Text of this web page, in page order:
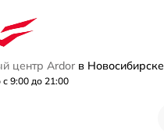
центр Ardor в Новосибирске
9:00 до 21:00